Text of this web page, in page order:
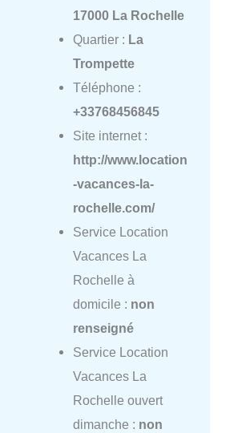
17000 La Rochelle
Quartier : La
Trompette
Téléphone :
+33768456845
Site internet :
http://www.location
-vacances-la-
rochelle.com/
Service Location
Vacances La
Rochelle à
domicile : non
renseigné
Service Location
Vacances La
Rochelle ouvert
dimanche : non